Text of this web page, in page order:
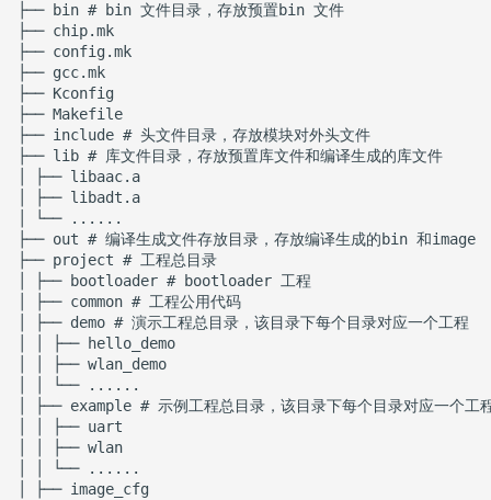
├── bin # bin 文件目录，存放预置bin 文件
├── chip.mk
├── config.mk
├── gcc.mk
├── Kconfig
├── Makefile
├── include # 头文件目录，存放模块对外头文件
├── lib # 库文件目录，存放预置库文件和编译生成的库文件
│ ├── libaac.a
│ ├── libadt.a
│ └── ......
├── out # 编译生成文件存放目录，存放编译生成的bin 和image
├── project # 工程总目录
│ ├── bootloader # bootloader 工程
│ ├── common # 工程公用代码
│ ├── demo # 演示工程总目录，该目录下每个目录对应一个工程
│ │ ├── hello_demo
│ │ ├── wlan_demo
│ │ └── ......
│ ├── example # 示例工程总目录，该目录下每个目录对应一个工
│ │ ├── uart
│ │ ├── wlan
│ │ └── ......
│ ├── image_cfg